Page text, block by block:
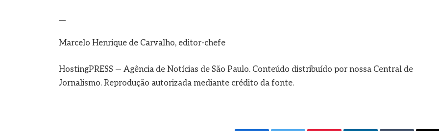
Marcelo Henrique de Carvalho, editor-chefe
HostingPRESS — Agência de Notícias de São Paulo. Conteúdo distribuído por nossa Central de
Jornalismo. Reprodução autorizada mediante crédito da fonte.